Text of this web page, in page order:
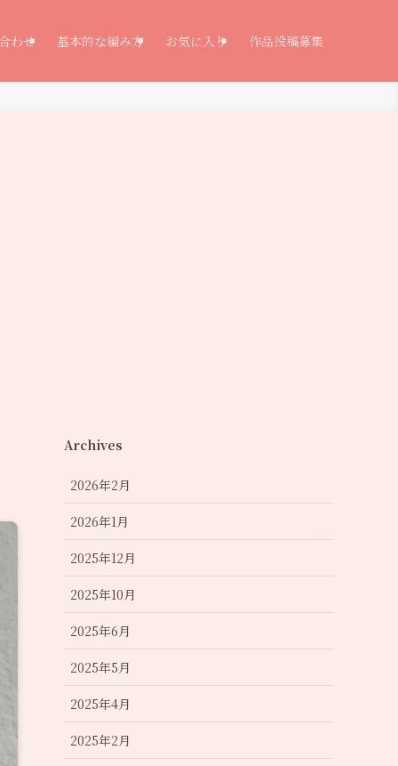
わせ 基本的な編み方 お気に入り 作品投稿募集
Archives
2026年2月
2026年1月
2025年12月
2025年10月
2025年6月
2025年5月
2025年4月
2025年2月